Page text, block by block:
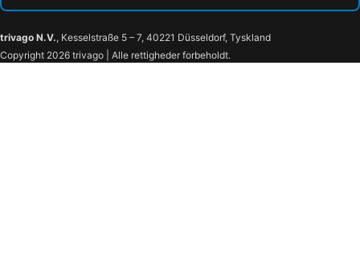
trivago N.V., Kesselstraße 5 – 7, 40221 Düsseldorf, Tyskland
Copyright 2026 trivago | Alle rettigheder forbeholdt.